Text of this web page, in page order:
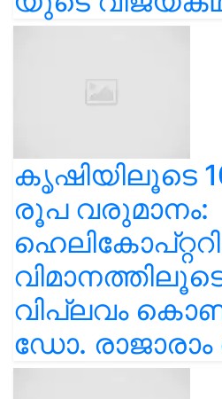
കൃഷിയിലൂടെ
രൂപ വരുമാനം:
വിപ്ലവം
ഡോ. രാജാരാം